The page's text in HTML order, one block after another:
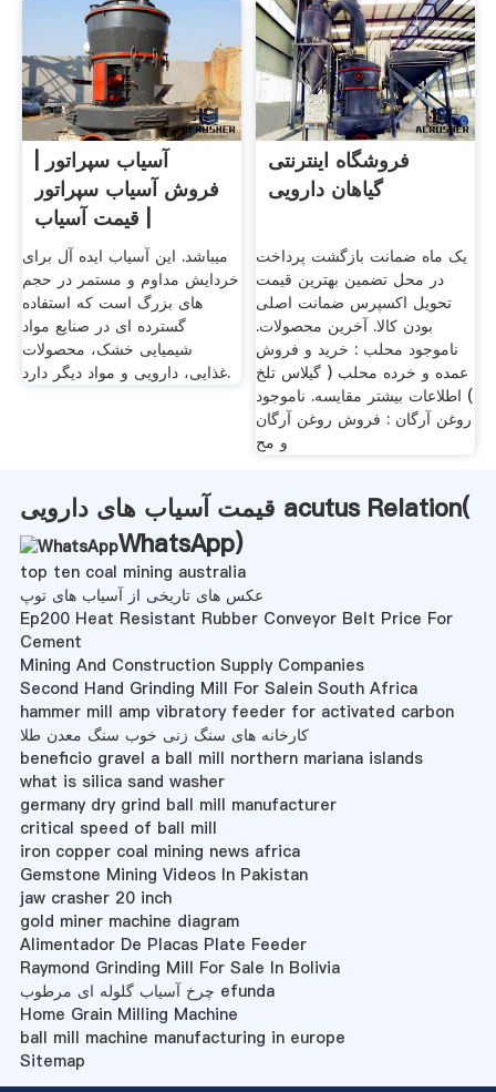
آسیاب سپراتور |
فروش آسیاب سپراتور
| قیمت آسیاب
میباشد. این آسیاب ایده آل برای
خردایش مداوم و مستمر در حجم
های بزرگ است که استفاده
گسترده ای در صنایع مواد
شیمیایی خشک، محصولات
غذایی، دارویی و مواد دیگر دارد.
فروشگاه اینترنتی
گیاهان دارویی
یک ماه ضمانت بازگشت پرداخت
در محل تضمین بهترین قیمت
تحویل اکسپرس ضمانت اصلی
بودن کالا. آخرین محصولات.
ناموجود محلب : خرید و فروش
عمده و خرده محلب ( گیلاس تلخ
) اطلاعات بیشتر مقایسه. ناموجود
روغن آرگان : فروش روغن آرگان
و مح
قیمت آسیاب های دارویی acutus Relation(
WhatsApp)
top ten coal mining australia
عکس های تاریخی از آسیاب های توپ
Ep200 Heat Resistant Rubber Conveyor Belt Price For
Cement
Mining And Construction Supply Companies
Second Hand Grinding Mill For Salein South Africa
hammer mill amp vibratory feeder for activated carbon
کارخانه های سنگ زنی خوب سنگ معدن طلا
beneficio gravel a ball mill northern mariana islands
what is silica sand washer
germany dry grind ball mill manufacturer
critical speed of ball mill
iron copper coal mining news africa
Gemstone Mining Videos In Pakistan
jaw crasher 20 inch
gold miner machine diagram
Alimentador De Placas Plate Feeder
Raymond Grinding Mill For Sale In Bolivia
چرخ آسیاب گلوله ای مرطوب efunda
Home Grain Milling Machine
ball mill machine manufacturing in europe
Sitemap